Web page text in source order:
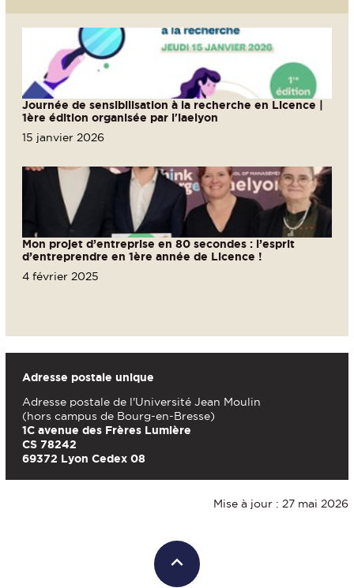
Journée de sensibilisation à la recherche en Licence |
1ère édition organisée par l'iaelyon
15 janvier 2026
Mon projet d’entreprise en 80 secondes : l’esprit
d’entreprendre en 1ère année de Licence !
4 février 2025
Adresse postale unique
Adresse postale de l'Université Jean Moulin
(hors campus de Bourg-en-Bresse)
1C avenue des Frères Lumière
CS 78242
69372 Lyon Cedex 08
Mise à jour : 27 mai 2026